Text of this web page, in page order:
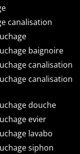
canalisation
baignoire
canalisation
canalisation
douche
evier
lavabo
siphon